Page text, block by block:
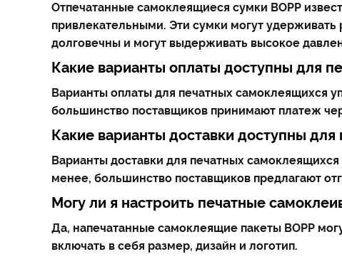
Отпечатанные самоклеящиеся сумки BOPP
привлекательными. Эти сумки могут
долговечны и могут выдерживать высокое
Какие варианты оплаты доступны для
Варианты оплаты для печатных самоклеящихся
большинство поставщиков принимают платеж
Какие варианты доставки доступны для
Варианты доставки для печатных
менее, большинство поставщиков предлагают
Могу ли я настроить печатные
Да, напечатанные самоклеящие пакеты BOPP
включать в себя размер, дизайн и логотип.